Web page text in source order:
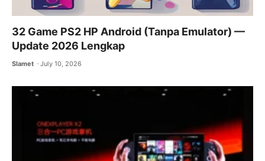
32 Game PS2 HP Android (Tanpa Emulator) —
Update 2026 Lengkap
Slamet July 10, 2026